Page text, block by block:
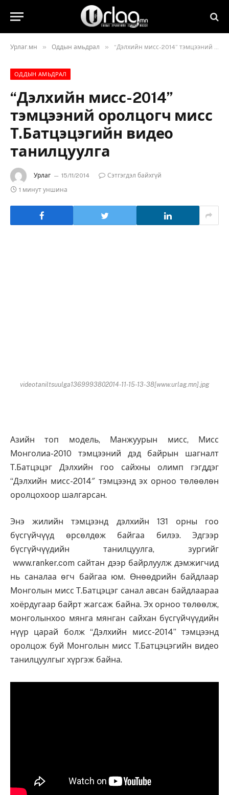
Урлаг.мн » Оддын амьдрал » “Дэлхийн мисс-2014” тэмцээний оролцогч мисс Т.Батцэцэгийн видео танилцуулга
ОДДЫН АМЬДРАЛ
“Дэлхийн мисс-2014”
тэмцээний оролцогч мисс
Т.Батцэцэгийн видео
танилцуулга
Урлаг 15/11/2014
Сэтгэгдэл байхгүй
1 минут уншина
videotaniltsuulga1369993802014-11-15-13-38[www.urlag.mn].jpg
Азийн топ модель, Манжуурын мисс, Мисс
Монголиа-2010 тэмцээний дэд байрын шагналт
Т.Батцэцэг Дэлхийн гоо сайхны олимп гэгддэг
“Дэлхийн мисс-2014″ тэмцээнд эх орноо төлөөлөн
оролцохоор шалгарсан.
Энэ жилийн тэмцээнд дэлхийн 131 орны гоо
бүсгүйчүүд өрсөлдөж байгаа билээ. Эдгээр
бүсгүйчүүдийн танилцуулга, зургийг
www.ranker.com сайтан дээр байрлуулж дэмжигчид
нь саналаа өгч байгаа юм. Өнөөдрийн байдлаар
Монголын мисс Т.Батцэцэг санал авсан байдлаараа
хоёрдугаар байрт жагсаж байна. Эх орноо төлөөлж,
монголынхоо мянга мянган сайхан бүсгүйчүүдийн
нүүр царай болж “Дэлхийн мисс-2014” тэмцээнд
оролцож буй Монголын мисс Т.Батцэцэгийн видео
танилцуулгыг хүргэж байна.